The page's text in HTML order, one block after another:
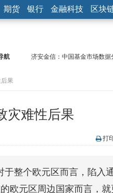
期货 银行 金融科技 区块
航
济安金信：中国基金市场数据
济安金信：中国基金市场数据
【新华财经调查】同业存单
央行公开市场净投放300亿元
恒生聚源：北斗收官之星发
果
灾难性后果
打
整个欧元区而言，陷入
欧元区周边国家而言，